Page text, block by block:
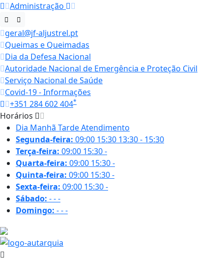
Administração
geral@jf-aljustrel.pt
Queimas e Queimadas
Dia da Defesa Nacional
Autoridade Nacional de Emergência e Proteção Civil
Serviço Nacional de Saúde
Covid-19 - Informações
+351 284 602 404*
Horários
Dia Manhã TardeAtendimento
Segunda-feira: 09:00 15:30 13:30 - 15:30
Terça-feira: 09:00 15:30-
Quarta-feira: 09:00 15:30-
Quinta-feira: 09:00 15:30-
Sexta-feira: 09:00 15:30-
Sábado: ---
Domingo: ---